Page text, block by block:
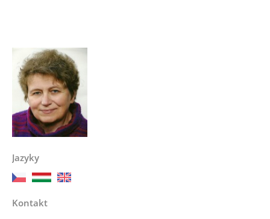
Jazyky
Kontakt